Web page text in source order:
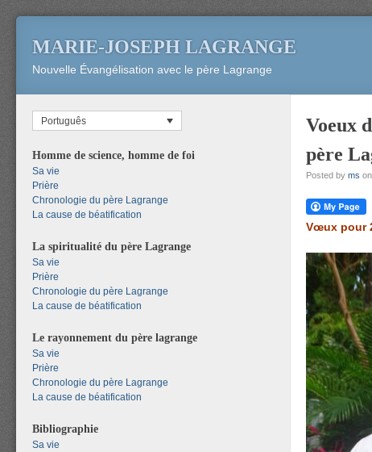
MARIE-JOSEPH LAGRANGE
Nouvelle Évangélisation avec le père Lagrange
Voeux
père
Posted by ms on
Vœux pour
Português
Homme de science, homme de foi
Sa vie
Prière
Chronologie du père Lagrange
La cause de béatification
La spiritualité du père Lagrange
Sa vie
Prière
Chronologie du père Lagrange
La cause de béatification
Le rayonnement du père lagrange
Sa vie
Prière
Chronologie du père Lagrange
La cause de béatification
Bibliographie
Sa vie